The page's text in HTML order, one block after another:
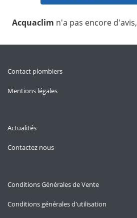
Acquaclim n'a pas encore d'avis,
Contact plombiers
Mentions légales
Actualités
Contactez nous
Conditions Générales de Vente
Conditions générales d'utilisation